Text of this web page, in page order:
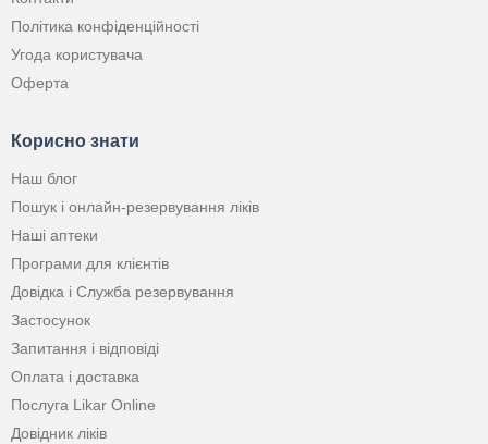
Політика конфіденційності
Угода користувача
Оферта
Корисно знати
Наш блог
Пошук і онлайн-резервування ліків
Наші аптеки
Програми для клієнтів
Довідка і Служба резервування
Застосунок
Запитання і відповіді
Оплата і доставка
Послуга Likar Online
Довідник ліків